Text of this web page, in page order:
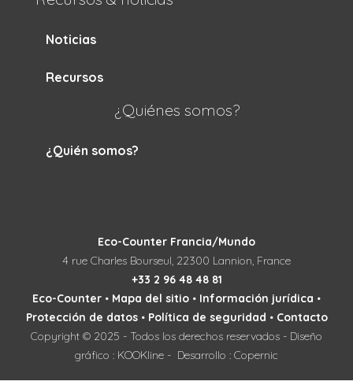
Noticias
Recursos
¿Quiénes somos?
¿Quién somos?
Eco-Counter Francia/Mundo
4 rue Charles Bourseul, 22300 Lannion, France
+33 2 96 48 48 81
Eco-Counter • Mapa del sitio • Información jurídica •
Protección de datos• Política de seguridad • Contacto
Copyright © 2025 - Todos los derechos reservados - Diseño
gráfico : KOOKline - Desarrollo : Copernic